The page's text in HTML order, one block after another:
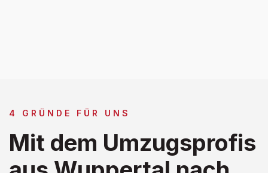
4 GRÜNDE FÜR UNS
Mit dem Umzugsprofis